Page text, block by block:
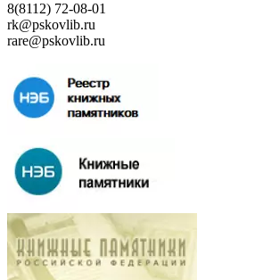
8(8112) 72-08-01
rk@pskovlib.ru
rare@pskovlib.ru